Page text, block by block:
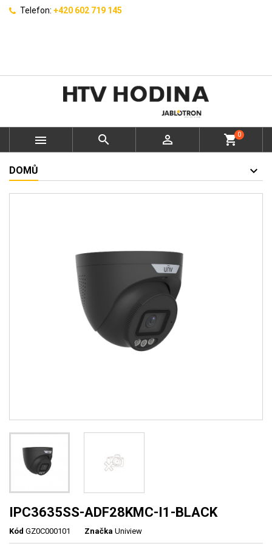
Telefon: +420 602 719 145
   shopping_cart0
DOMŮ
IPC3635SS-ADF28KMC-I1-BLACK
Kód GZ0C000101 Značka Uniview